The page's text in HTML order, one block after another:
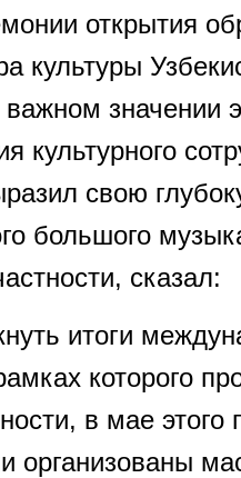
открытия
культуры
значении
культурного
свою
большого
сказал:
итоги
которого
в мае этого